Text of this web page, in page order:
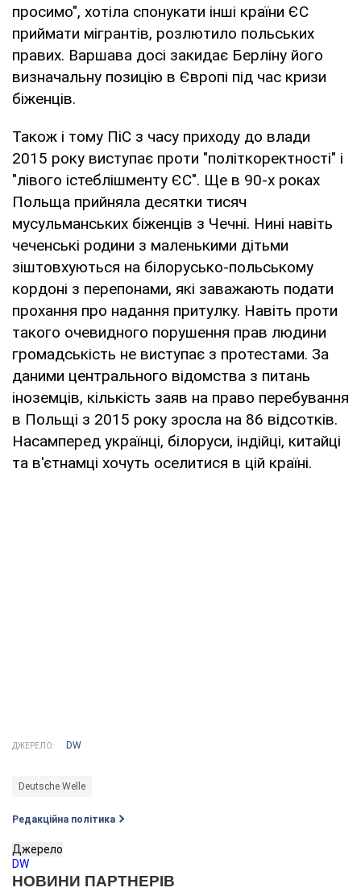
просимо", хотіла спонукати інші країни ЄС
приймати мігрантів, розлютило польських
правих. Варшава досі закидає Берліну його
визначальну позицію в Європі під час кризи
біженців.
Також і тому ПіС з часу приходу до влади
2015 року виступає проти "політкоректності" і
"лівого істеблішменту ЄС". Ще в 90-х роках
Польща прийняла десятки тисяч
мусульманських біженців з Чечні. Нині навіть
чеченські родини з маленькими дітьми
зіштовхуються на білорусько-польському
кордоні з перепонами, які заважають подати
прохання про надання притулку. Навіть проти
такого очевидного порушення прав людини
громадськість не виступає з протестами. За
даними центрального відомства з питань
іноземців, кількість заяв на право перебування
в Польщі з 2015 року зросла на 86 відсотків.
Насамперед українці, білоруси, індійці, китайці
та в'єтнамці хочуть оселитися в цій країні.
ДЖЕРЕЛО: DW
Deutsche Welle
Редакційна політика
Джерело
DW